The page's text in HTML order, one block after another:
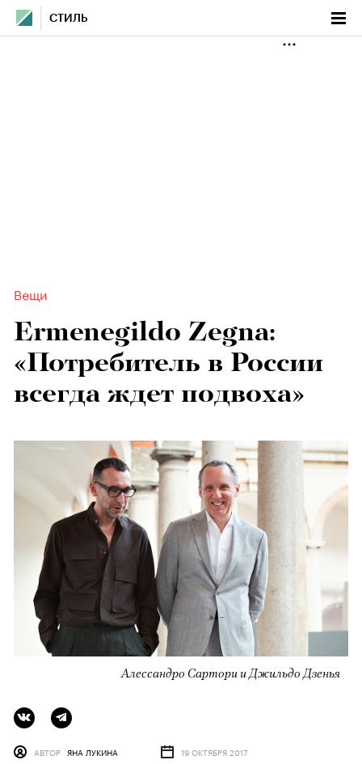
СТИЛЬ
Вещи
Ermenegildo Zegna:
«Потребитель в России
всегда ждет подвоха»
Алессандро Сартори и Джильдо Дзенья
АВТОР ЯНА ЛУКИНА 19 ОКТЯБРЯ 2017